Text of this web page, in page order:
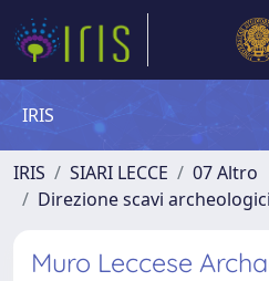
IRIS
IRIS SIARI LECCE
07 Altro
Direzione scavi archeologici
Muro Leccese